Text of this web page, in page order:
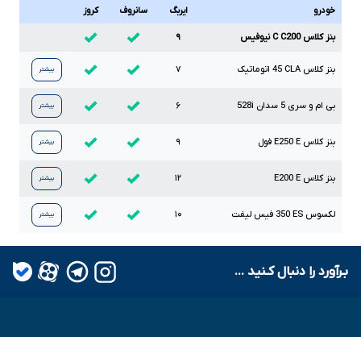
خودرو ایربگ سانروف کروز
بنز کلاس C C200 نیوفیس ۹
بنز کلاس CLA
45 اتوماتیک ۷ بیشتر
بی ام و سری 5 سدان 528i ۶ بیشتر
بنز کلاس E
E250 فول ۹ بیشتر
بنز کلاس E
E200 ۱۲ بیشتر
لکسوس ES
350 فیس لیفت ۱۰ بیشتر
بـرآورد را دنبال کـنید ...